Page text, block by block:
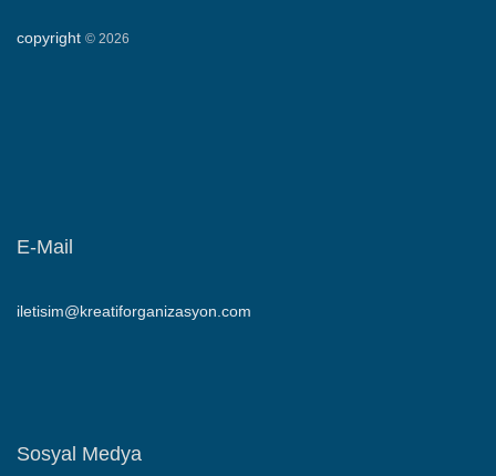
copyright © 2026
E-Mail
iletisim@kreatiforganizasyon.com
Sosyal Medya